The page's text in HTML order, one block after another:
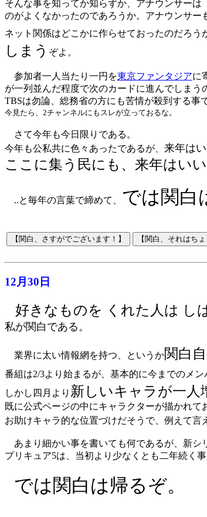
そんな事を知ってか知らずか、アナウンサーは「
のがよくなかったのであろうか。アナウンサー
ネット関係はどこかに作らせておったのだろう
しまう ぞよ。
参加者一人当たり一円を東京ファンタジアに
が一列並んだ程度で次のカードに進んでしまう
TBSは勿論、総務省の方にも苦情が殺到する事
今見たら、2チャンネルにもスレが立っておるな。
さて今年も今日限りである。
今年も公私共に色々あったであるが、 来年は
ここに集う民にも、来年はい
..と毎年の言葉で締めて、 では関白
12月30日
好きなものを くれた人は し
私が関白である。
業界に太い情報網を持つ、というか関白
番組は2/3より始まるが、基本的に今までのメ
しかし四月より 新しいキャラが一人
既に公式ページの中にキャラクターが描かれ
お助けキャラ的な位置づけだそうで、例えて言
あまり細かい事を書いても何であるが、新シ
プリキュア5は、当初より少なくとも二年続く
では関白は帰るぞ。